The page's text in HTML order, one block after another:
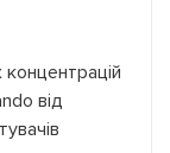
від